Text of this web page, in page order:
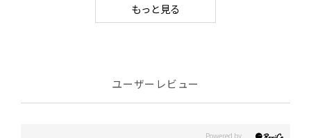
もっと見る
ユーザーレビュー